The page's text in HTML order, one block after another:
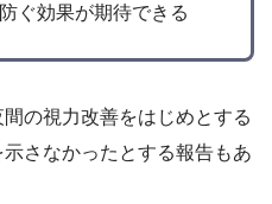
ぐ効果が期待できる
の視力改善をはじめとする
さなかったとする報告もあ